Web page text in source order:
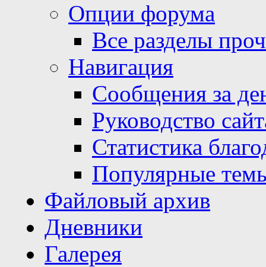
Опции форума
Все разделы
Навигация
Сообщения за
Руководство
Статистика
Популярные
Файловый архив
Дневники
Галерея